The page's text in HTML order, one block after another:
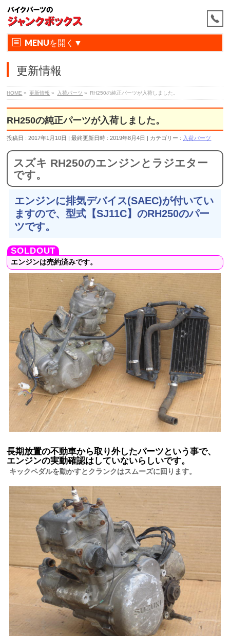
MENU
更新情報
HOME » 更新情報 » 入荷パーツ » RH250の純正パーツが入荷しました。
RH250の純正パーツが入荷しました。
投稿日 : 2017年1月10日 最終更新日時 : 2019年8月4日 カテゴリー : 入荷パーツ
スズキ RH250のエンジンとラジエター
です。
エンジンに排気デバイス(SAEC)が付いてい
ますので、型式【SJ11C】のRH250のパー
ツです。
エンジンは売約済みです。
長期放置の不動車から取り外したパーツという事で、
エンジンの実動確認はしていないらしいです。
キックペダルを動かすとクランクはスムーズに回ります。